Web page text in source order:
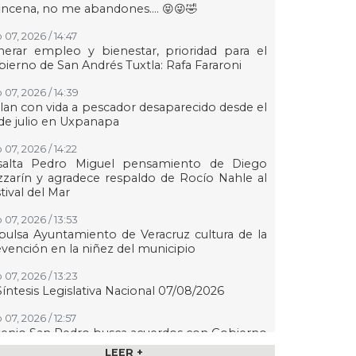
no me abandones.... 😝😜🤣
07, 2026 / 14:47
empleo y bienestar, prioridad para el
de San Andrés Tuxtla: Rafa Fararoni
07, 2026 / 14:39
con vida a pescador desaparecido desde el
julio en Uxpanapa
07, 2026 / 14:22
Pedro Miguel pensamiento de Diego
y agradece respaldo de Rocío Nahle al
del Mar
07, 2026 / 13:53
Ayuntamiento de Veracruz cultura de la
en la niñez del municipio
07, 2026 / 13:23
Legislativa Nacional 07/08/2026
2026 / 12:57
San Pedro busca acuerdos con Gobierno
para mantener operaciones y
LEER +